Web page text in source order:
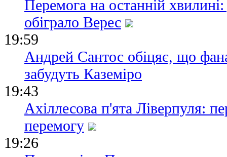
Перемога на останній
обіграло Верес
19:59
Андрей Сантос обіцяє, що
забудуть Каземіро
19:43
Ахіллесова п'ята Ліверпуля:
перемогу
19:26